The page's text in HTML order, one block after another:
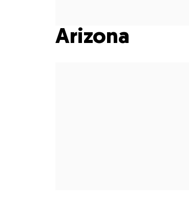
Arizona